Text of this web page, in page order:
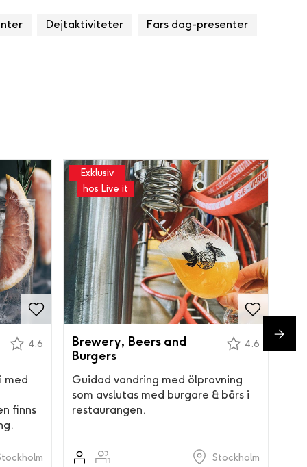
Dejtaktiviteter Fars dag-presenter
4.6
med
finns
Exklusiv
hos Live it
Brewery, Beers and
Burgers
4.6
Guidad vandring med ölprovning
som avslutas med burgare & bärs i
restaurangen.
Stockholm